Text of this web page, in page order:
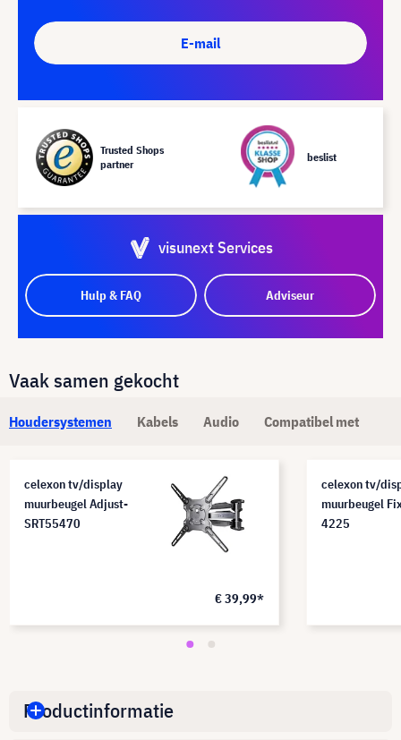
E-mail
Trusted Shops
partner
beslist
visunext Services
Hulp & FAQ Adviseur
Vaak samen gekocht
Houdersystemen Kabels Audio Compatibel met
celexon tv/display
muurbeugel Adjust-
SRT55470
€ 39,99*
celexon tv/
muurbeugel
4225
Productinformatie